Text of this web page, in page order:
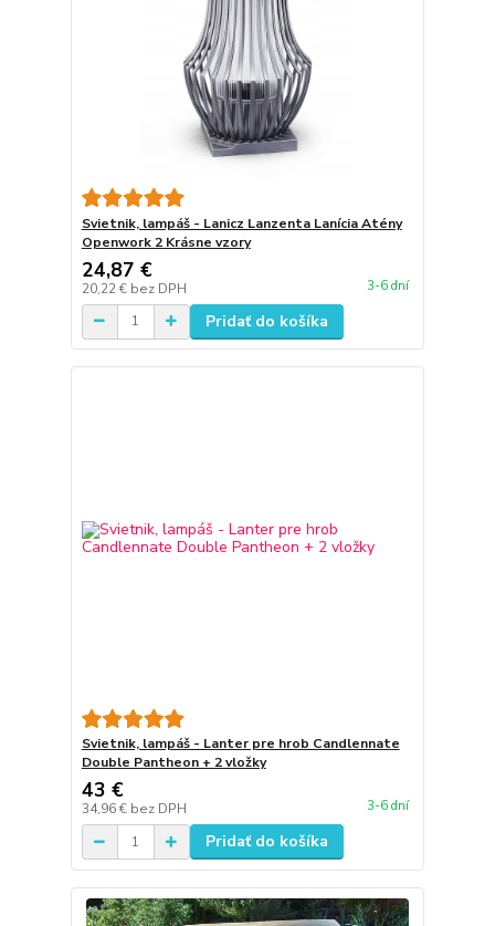
Svietnik, lampáš - Lanicz Lanzenta Lanícia Atény
Openwork 2 Krásne vzory
24,87 €
20,22 € bez DPH 3-6 dní
Pridať do košíka
Svietnik, lampáš - Lanter pre hrob Candlennate
Double Pantheon + 2 vložky
43 €
34,96 € bez DPH 3-6 dní
Pridať do košíka